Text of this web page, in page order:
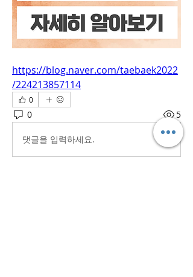
https://blog.naver.com/taebaek2022
/224213857114
0
0 5
댓글을 입력하세요.